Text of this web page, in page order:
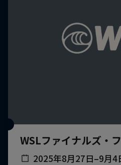
WSLファイナルズ・
2025年8月27日–9月4